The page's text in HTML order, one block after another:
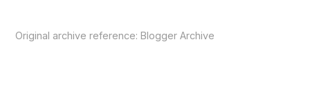
Original archive reference:Blogger Archive